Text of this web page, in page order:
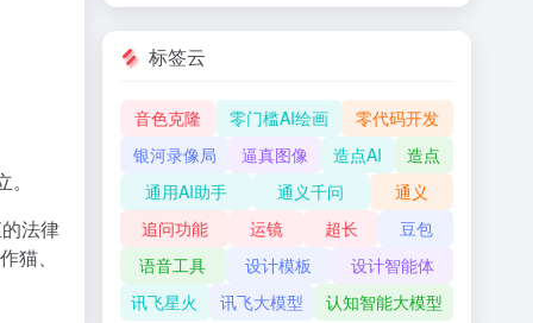
法律
猫、
标签云
音色克隆 零门槛AI绘画
零代码开发
银河录像局
逼真图像 造点AI
造点
通用AI助手
通义千问
通义
追问功能
运镜 超长
豆包
语音工具
设计模板
设计智能体
讯飞星火
讯飞大模型 认知智能大模型